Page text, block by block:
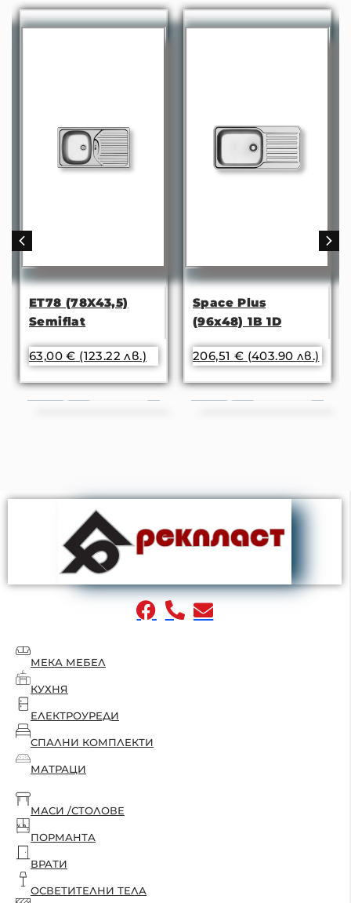
лв.)
Space Plus
206,51€ (403.90 лв.)
Space Plus
1B
154,00€
МЕКА МЕБЕЛ
КУХНЯ
ЕЛЕКТРОУРЕДИ
СПАЛНИ КОМПЛЕКТИ
МАТРАЦИ
МАСИ /СТОЛОВЕ
ПОРМАНТА
ВРАТИ
ОСВЕТИТЕЛНИ ТЕЛА